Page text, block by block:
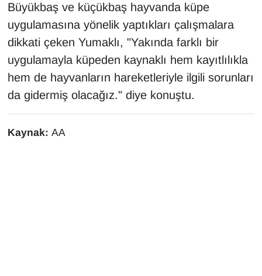
Büyükbaş ve küçükbaş hayvanda küpe
uygulamasına yönelik yaptıkları çalışmalara
dikkati çeken Yumaklı, "Yakında farklı bir
uygulamayla küpeden kaynaklı hem kayıtlılıkla
hem de hayvanların hareketleriyle ilgili sorunları
da gidermiş olacağız." diye konuştu.
Kaynak: AA